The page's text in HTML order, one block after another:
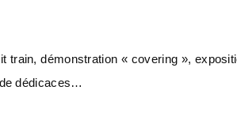
train, démonstration « covering »,
dédicaces…